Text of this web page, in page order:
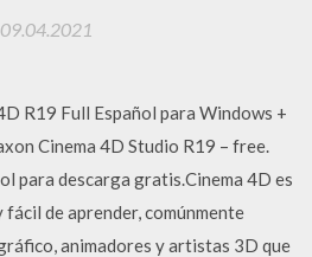
09.04.2021
R19 Full Español para Windows +
Cinema 4D Studio R19 – free.
para descarga gratis.Cinema 4D es
de aprender, comúnmente
animadores y artistas 3D que